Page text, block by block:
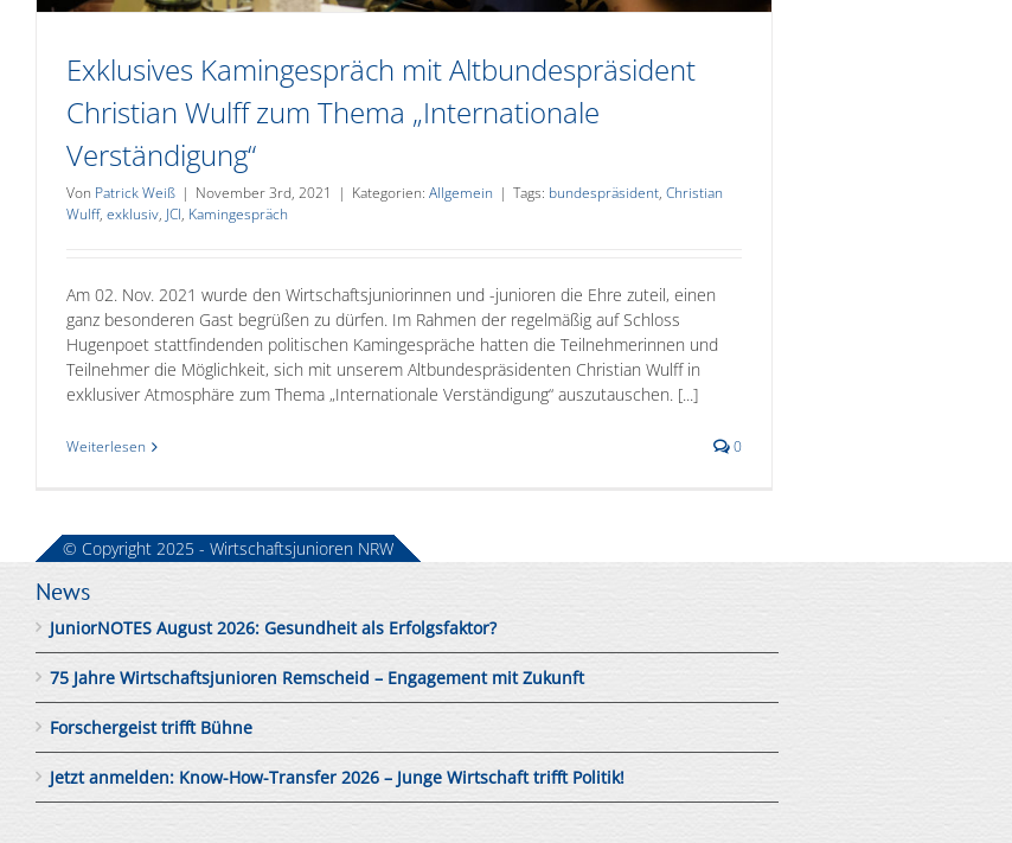
Exklusives Kamingespräch mit Altbundespräsident
Christian Wulff zum Thema „Internationale
Verständigung“
Von Patrick Weiß | November 3rd, 2021 | Kategorien: Allgemein | Tags: bundespräsident, Christian
Wulff, exklusiv, JCI, Kamingespräch
Am 02. Nov. 2021 wurde den Wirtschaftsjuniorinnen und -junioren die Ehre zuteil, einen
ganz besonderen Gast begrüßen zu dürfen. Im Rahmen der regelmäßig auf Schloss
Hugenpoet stattfindenden politischen Kamingespräche hatten die Teilnehmerinnen und
Teilnehmer die Möglichkeit, sich mit unserem Altbundespräsidenten Christian Wulff in
exklusiver Atmosphäre zum Thema „Internationale Verständigung“ auszutauschen. [...]
Weiterlesen 0
News
JuniorNOTES August 2026: Gesundheit als Erfolgsfaktor?
75 Jahre Wirtschaftsjunioren Remscheid – Engagement mit Zukunft
Forschergeist trifft Bühne
Jetzt anmelden: Know-How-Transfer 2026 – Junge Wirtschaft trifft Politik!
© Copyright 2025 - Wirtschaftsjunioren NRW